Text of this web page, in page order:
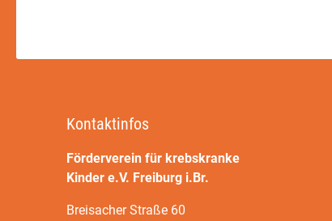
Kontaktinfos
Förderverein für krebskranke
Kinder e.V. Freiburg i.Br.
Breisacher Straße 60